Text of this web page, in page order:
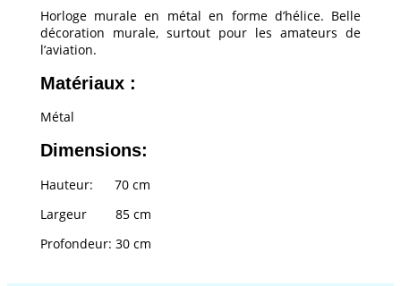
Horloge murale en métal en forme d’hélice. Belle
décoration murale, surtout pour les amateurs de
l’aviation.
Matériaux :
Métal
Dimensions:
Hauteur: 70 cm
Largeur 85 cm
Profondeur: 30 cm